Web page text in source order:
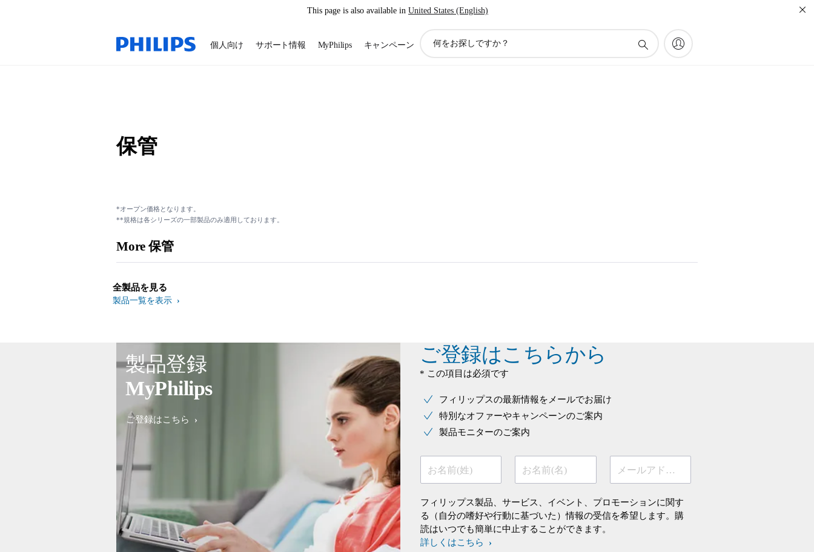
This page is also available in United States (English)
個人向け サポート情報 MyPhilips キャンペーン
保管
*オープン価格となります。
**規格は各シリーズの一部製品のみ適用しております。
More 保管
全製品を見る
製品一覧を表示
製品登録
MyPhilips
ご登録はこちら
ご登録はこちらから
* この項目は必須です
フィリップスの最新情報をメールでお届け
特別なオファーやキャンペーンのご案内
製品モニターのご案内
お名前(姓) お名前(名) メールアドレス
フィリップス製品、サービス、イベント、プロモーションに関す
る（自分の嗜好や行動に基づいた）情報の受信を希望します。購
読はいつでも簡単に中止することができます。
詳しくはこちら